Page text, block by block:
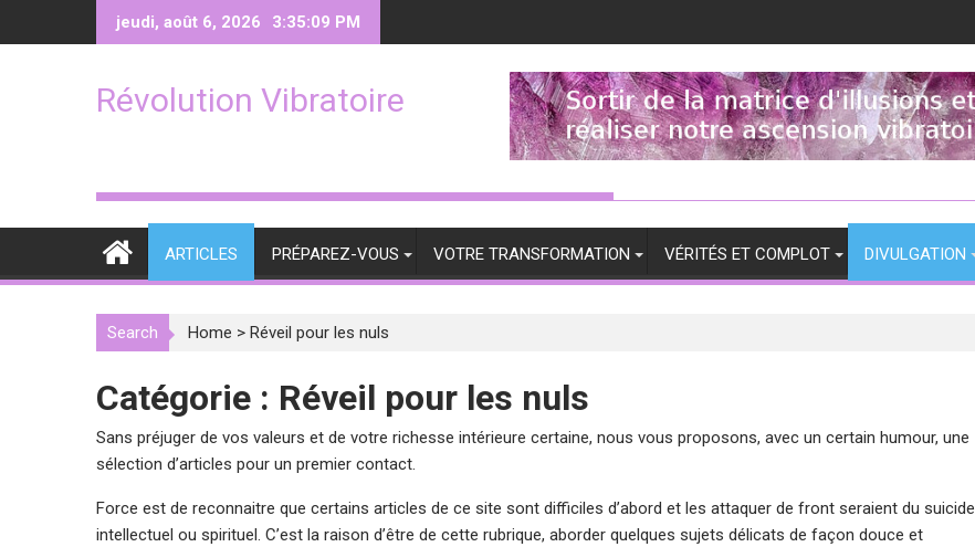
jeudi, août 6, 2026 3:35:10 PM
Révolution Vibratoire
ARTICLES PRÉPAREZ-VOUS VOTRE TRANSFORMATION VÉRITÉS ET COMPLOT DIVULGATION
Search Home > Réveil pour les nuls
Catégorie : Réveil pour les nuls
Sans préjuger de vos valeurs et de votre richesse intérieure certaine, nous vous proposons, avec un certain humour, une
sélection d’articles pour un premier contact.
Force est de reconnaitre que certains articles de ce site sont difficiles d’abord et les attaquer de front seraient du suicide
intellectuel ou spirituel. C’est la raison d’être de cette rubrique, aborder quelques sujets délicats de façon douce et